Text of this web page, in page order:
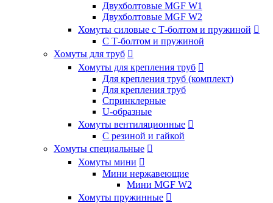
Двухболтовые MGF W1
Двухболтовые MGF W2
Хомуты силовые с Т-болтом и пружиной 
С Т-болтом и пружиной
Хомуты для труб 
Хомуты для крепления труб 
Для крепления труб (комплект)
Для крепления труб
Спринклерные
U-образные
Хомуты вентиляционные 
С резиной и гайкой
Хомуты специальные 
Хомуты мини 
Мини нержавеющие
Мини MGF W2
Хомуты пружинные 